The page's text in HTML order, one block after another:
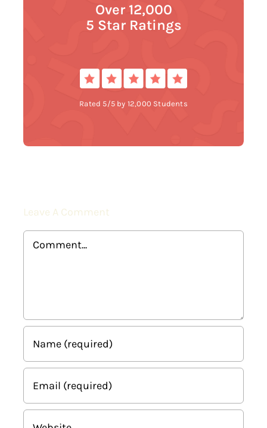
Over 12,000
5 Star Ratings
Rated 5/5 by 12,000 Students
Leave A Comment